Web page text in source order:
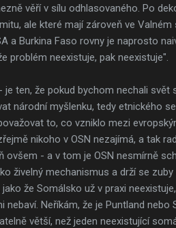
věří v sílu odhlasovaného. Po
ale které mají zároveň ve Valném
a Burkina Faso rovny je naprosto
problém neexistuje, pak neexistuje".
ten, že pokud bychom nechali svět
národní myšlenku, tedy etnického
to, co vzniklo mezi
nikoho v OSN nezajímá, a tak
ovšem - a v tom je OSN nesmírně
živelný mechanismus a drží se
že Somálsko už v praxi
Neříkám, že je Puntland
větší, než jeden neexistující